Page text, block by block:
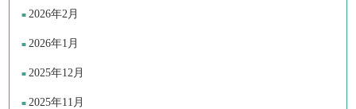
2026年2月
2026年1月
2025年12月
2025年11月